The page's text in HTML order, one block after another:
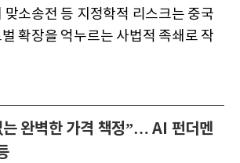
맞소송전 등 지정학적 리스크는 중국
확장을 억누르는 사법적 족쇄로 작
는 완벽한 가격 책정”… AI 펀더멘